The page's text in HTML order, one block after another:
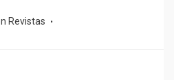
Revistas